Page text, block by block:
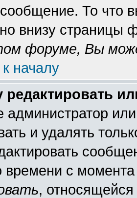
сообщение. То что
внизу страницы
форуме, Вы
началу
редактировать
администратор
и удалять
времени с
,